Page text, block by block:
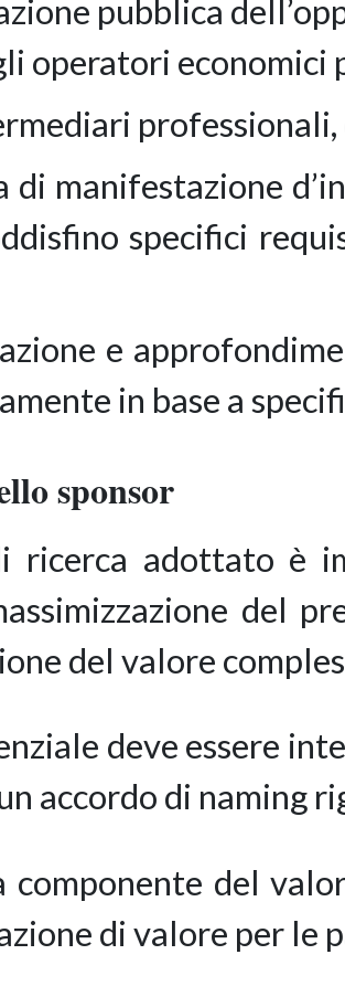
pubblica
operatori economici
professionali,
manifestazione
specifici
e
in base a
sponsor
ricerca adottato è
del
del valore
deve essere
accordo di naming
componente del
di valore per le